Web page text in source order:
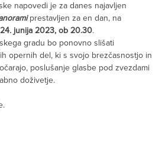
napovedi je za danes najavljen
prestavljen za en dan, na
junija 2023, ob 20.30.
gradu bo ponovno slišati
opernih del, ki s svojo brezčasnostjo in
poslušanje glasbe pod zvezdami
doživetje.